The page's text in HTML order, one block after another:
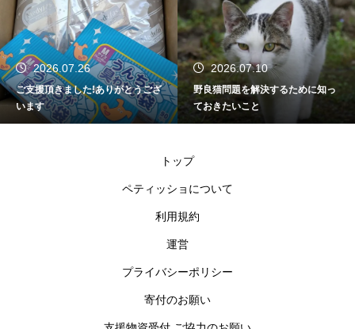
2026.07.26
ご支援頂きました!ありがとうござ
います
2026.07.10
野良猫問題を解決するために知っ
ておきたいこと
トップ
ペティッショについて
利用規約
運営
プライバシーポリシー
寄付のお願い